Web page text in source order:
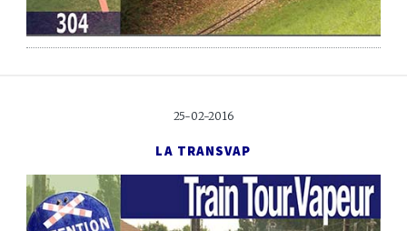
25-02-2016
LA TRANSVAP